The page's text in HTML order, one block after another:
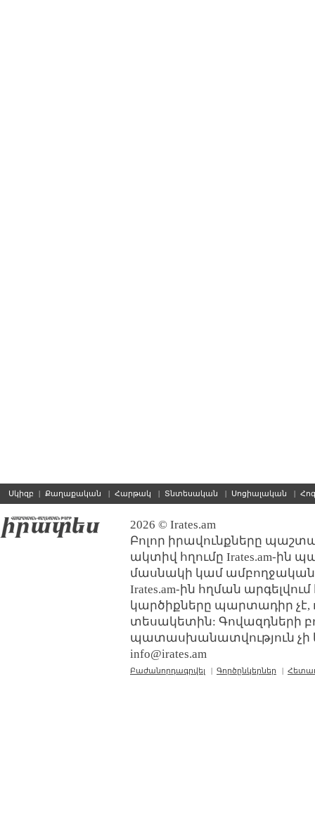
Սկիզբ | Քաղաքական | Հարթակ | Տնտեսական | Սոցիալական |
2026 © Irates.am
Բոլոր իրավունքները
ակտիվ հղումը Irates.am-ին
մասնակի կամ ամբողջական
Irates.am-ին հղման
կարծիքները պարտադիր չէ,
տեսակետին: Գովազդների
պատասխանատվություն չի
info@irates.am
Բաժանորդագրվել | Գործընկերներ |